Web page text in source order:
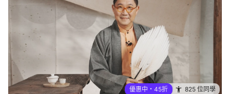
優惠中・45折 825 位同學